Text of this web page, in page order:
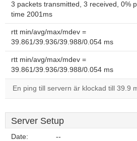
3 packets transmitted, 3 received, 0%
time 2001ms
rtt min/avg/max/mdev =
39.861/39.936/39.988/0.054 ms
rtt min/avg/max/mdev =
39.861/39.936/39.988/0.054 ms
En ping till servern är klockad till 39.9
Server Setup
Date: --